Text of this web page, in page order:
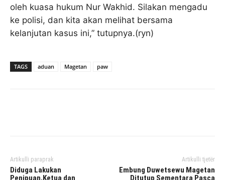
oleh kuasa hukum Nur Wakhid. Silakan mengadu
ke polisi, dan kita akan melihat bersama
kelanjutan kasus ini,” tutupnya.(ryn)
TAGS aduan Magetan paw
Artikulli paraprak
Diduga Lakukan
Penipuan,Ketua dan
Artikulli tjetër
Embung Duwetsewu Magetan
Ditutup Sementara Pasca